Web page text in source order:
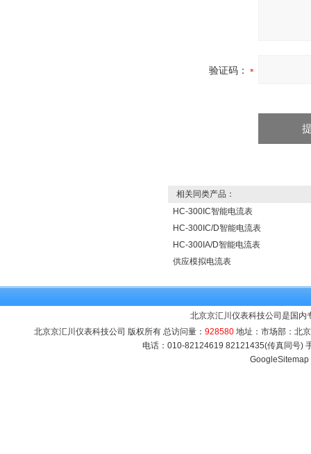
验证码：
相关同类产品：
HC-300IC智能电流表
HC-300IC/D智能电流表
HC-300IA/D智能电流表
供应模拟电流表
北京京汇川仪表科技公司是国
北京京汇川仪表科技公司 版权所有 总访问量： 928580 地址：市场部：北
电话：010-82124619 82121435(传真同号)
GoogleSitemap